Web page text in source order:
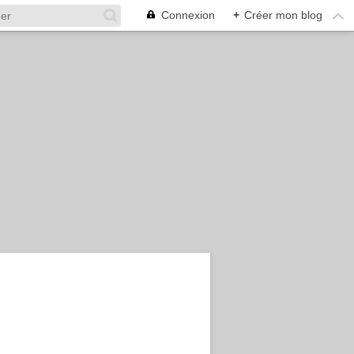
Connexion + Créer mon blog